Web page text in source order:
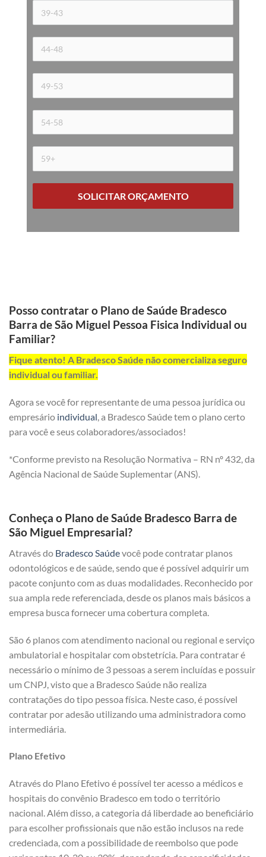
SOLICITAR ORÇAMENTO
Posso contratar o Plano de Saúde Bradesco
Barra de São Miguel Pessoa Fisica Individual ou
Familiar?
Fique atento! A Bradesco Saúde não comercializa seguro
individual ou familiar.
Agora se você for representante de uma pessoa jurídica ou
empresário individual , a Bradesco Saúde tem o plano certo
para você e seus colaboradores/associados!
*Conforme previsto na Resolução Normativa – RN nº 432, da
Agência Nacional de Saúde Suplementar (ANS).
Conheça o Plano de Saúde Bradesco Barra de
São Miguel Empresarial?
Através do Bradesco Saúdevocê pode contratar planos
odontológicos e de saúde, sendo que é possível adquirir um
pacote conjunto com as duas modalidades. Reconhecido por
sua ampla rede referenciada, desde os planos mais básicos a
empresa busca fornecer uma cobertura completa.
São 6 planos com atendimento nacional ou regional e serviço
ambulatorial e hospitalar com obstetrícia. Para contratar é
necessário o mínimo de 3 pessoas a serem incluídas e possuir
um CNPJ, visto que a Bradesco Saúde não realiza
contratações do tipo pessoa física. Neste caso, é possível
contratar por adesão utilizando uma administradora como
intermediária.
Plano Efetivo
Através do Plano Efetivo é possível ter acesso a médicos e
hospitais do convênio Bradesco em todo o território
nacional. Além disso, a categoria dá liberdade ao beneficiário
para escolher profissionais que não estão inclusos na rede
credenciada, com a possibilidade de reembolso que pode